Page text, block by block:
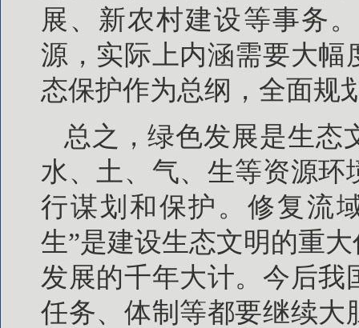
展、新农村建设等事务
源，实际上内涵需要大
态保护作为总纲，全面规
总之，绿色发展是生态
水、土、气、生等资源
行谋划和保护。修复流
生”是建设生态文明的重
发展的千年大计。今后
任务、体制等都要继续大